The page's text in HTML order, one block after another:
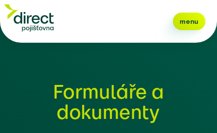
menu
Formuláře a
dokumenty